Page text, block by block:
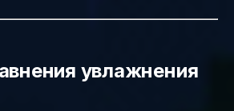
увлажнения